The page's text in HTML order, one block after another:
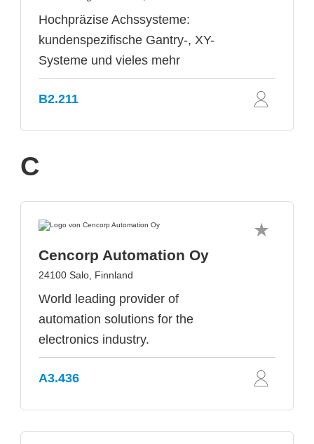
Hochpräzise Achssysteme:
kundenspezifische Gantry-, XY-
Systeme und vieles mehr
B2.211
C
Cencorp Automation Oy
24100 Salo, Finnland
World leading provider of
automation solutions for the
electronics industry.
A3.436